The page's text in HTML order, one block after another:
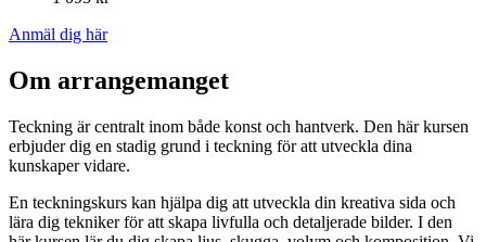
Anmäl dig här
Om arrangemanget
Teckning är centralt inom både konst och hantverk. Den här kursen
erbjuder dig en stadig grund i teckning för att utveckla dina
kunskaper vidare.
En teckningskurs kan hjälpa dig att utveckla din kreativa sida och
lära dig tekniker för att skapa livfulla och detaljerade bilder. I den